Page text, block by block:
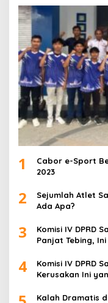
1
Cabor e-Sport
2023
2
Sejumlah Atlet
Ada Apa?
3
Komisi IV DPRD
Panjat Tebing,
4
Komisi IV DPRD
Kerusakan Ini
Kalah Dramatis